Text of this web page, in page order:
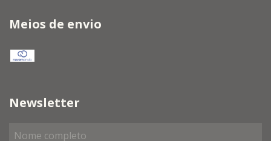
Meios de envio
Newsletter